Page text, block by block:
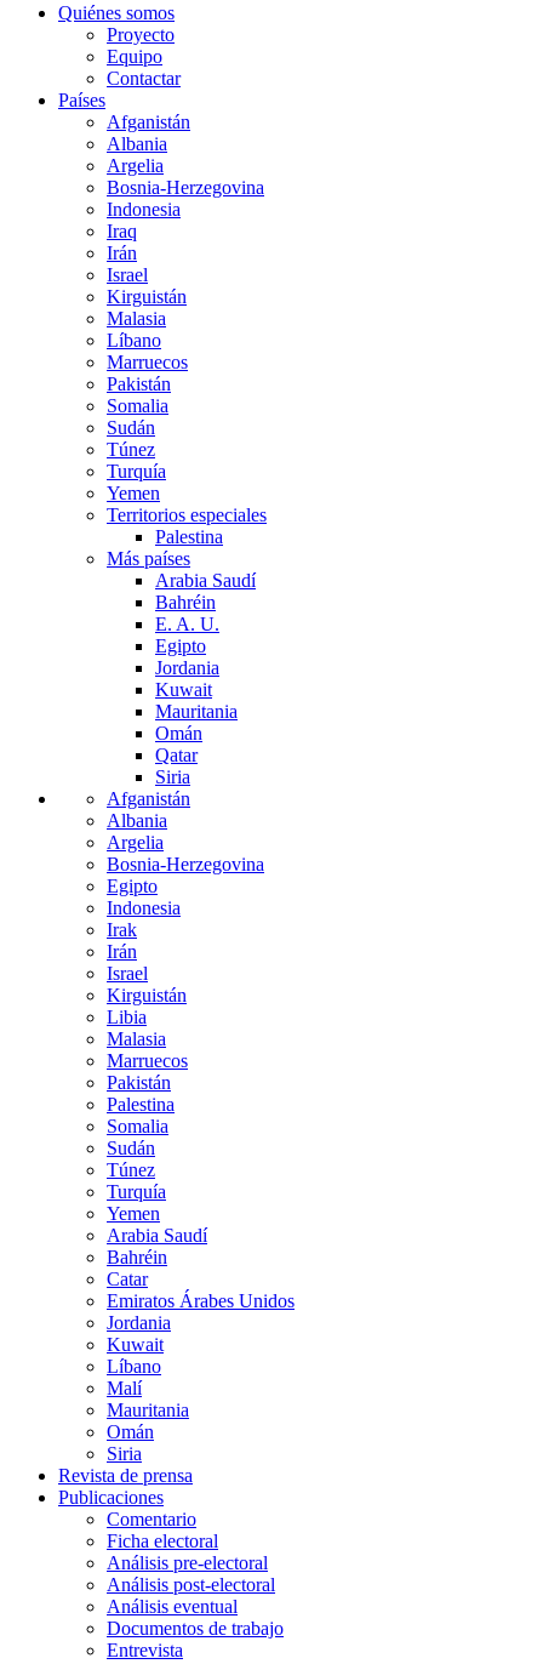
Quiénes somos
Proyecto
Equipo
Contactar
Países
Afganistán
Albania
Argelia
Bosnia-Herzegovina
Indonesia
Iraq
Irán
Israel
Kirguistán
Malasia
Líbano
Marruecos
Pakistán
Somalia
Sudán
Túnez
Turquía
Yemen
Territorios especiales
Palestina
Más países
Arabia Saudí
Bahréin
E. A. U.
Egipto
Jordania
Kuwait
Mauritania
Omán
Qatar
Siria
Afganistán
Albania
Argelia
Bosnia-Herzegovina
Egipto
Indonesia
Irak
Irán
Israel
Kirguistán
Libia
Malasia
Marruecos
Pakistán
Palestina
Somalia
Sudán
Túnez
Turquía
Yemen
Arabia Saudí
Bahréin
Catar
Emiratos Árabes Unidos
Jordania
Kuwait
Líbano
Malí
Mauritania
Omán
Siria
Revista de prensa
Publicaciones
Comentario
Ficha electoral
Análisis pre-electoral
Análisis post-electoral
Análisis eventual
Documentos de trabajo
Entrevista